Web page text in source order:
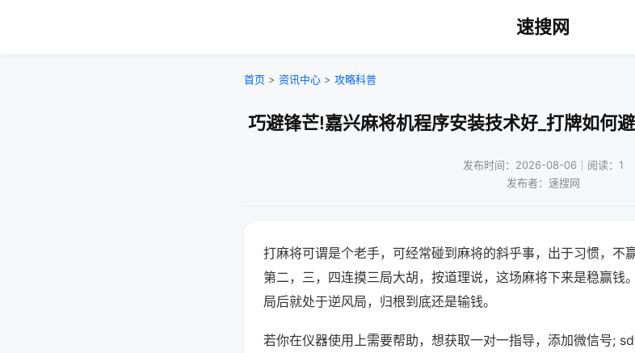
速搜网
首页 > 资讯中心 > 攻略科普
巧避锋芒!嘉兴麻将机程序安装技术好_打牌如何
发布时间：2026-08-06｜阅读：1
发布者：速搜网
打麻将可谓是个老手，可经常碰到麻将的斜乎事，出于习惯，不
第二，三，四连摸三局大胡，按道理说，这场麻将下来是稳赢钱
局后就处于逆风局，归根到底还是输钱。
若你在仪器使用上需要帮助，想获取一对一指导，添加微信号;